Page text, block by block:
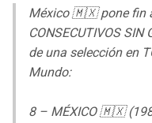
México 🇲🇽 pone fin a
CONSECUTIVOS SIN
de una selección en
Mundo:
8 – MÉXICO 🇲🇽